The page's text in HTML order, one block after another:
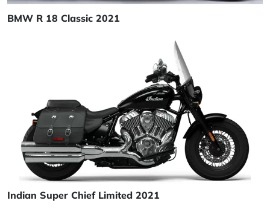
BMW R 18 Classic 2021
Indian Super Chief Limited 2021